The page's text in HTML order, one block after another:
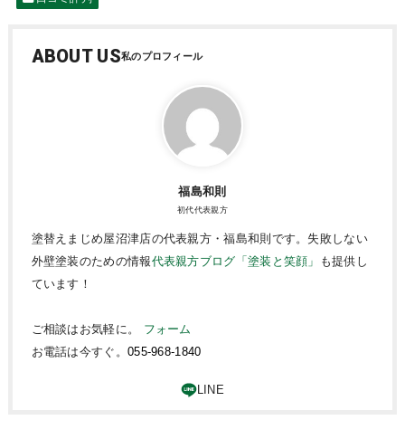
ABOUT US
福島和則
初代代表親方
塗替えまじめ屋沼津店の代表親方・福島和則です。失敗しない
外壁塗装のための情報代表親方ブログ「塗装と笑顔」
も提供し
ています！
ご相談はお気軽に。 フォーム
お電話は今すぐ。 055-968-1840